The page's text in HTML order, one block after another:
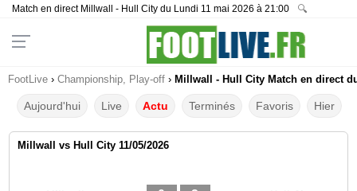
Match en direct Millwall - Hull City du Lundi 11 mai 2026 à 21:00 🔍
FootLive › Championship, Play-off › Millwall - Hull City Match en direct
Aujourd'hui Live Actu Terminés Favoris Hier
Millwall vs Hull City 11/05/2026